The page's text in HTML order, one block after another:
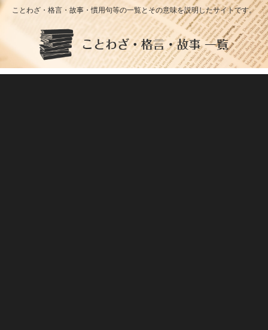
ことわざ・格言・故事・慣用句等の一覧とその意味を説明したサイトです。